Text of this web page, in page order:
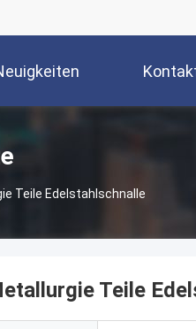
Teile Edelstahlschnalle
Teile